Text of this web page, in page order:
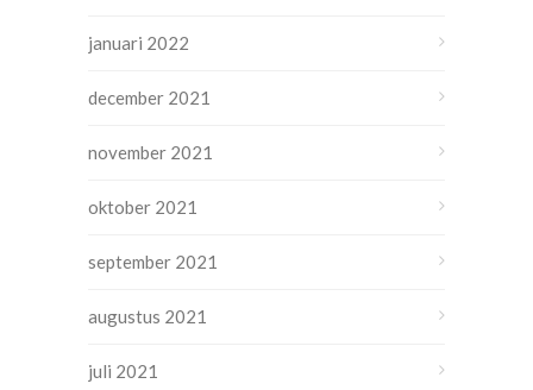
januari 2022
december 2021
november 2021
oktober 2021
september 2021
augustus 2021
juli 2021